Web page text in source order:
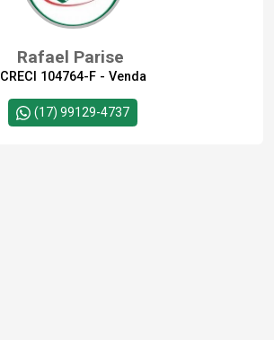
Rafael Parise
CRECI 104764-F - Venda
(17) 99129-4737